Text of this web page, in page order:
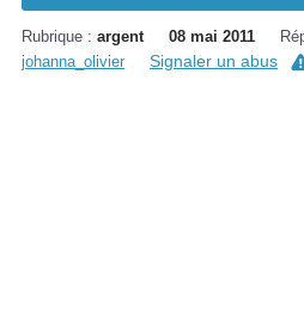
Rubrique : argent 08 mai 2011
johanna_olivier Signaler un abus